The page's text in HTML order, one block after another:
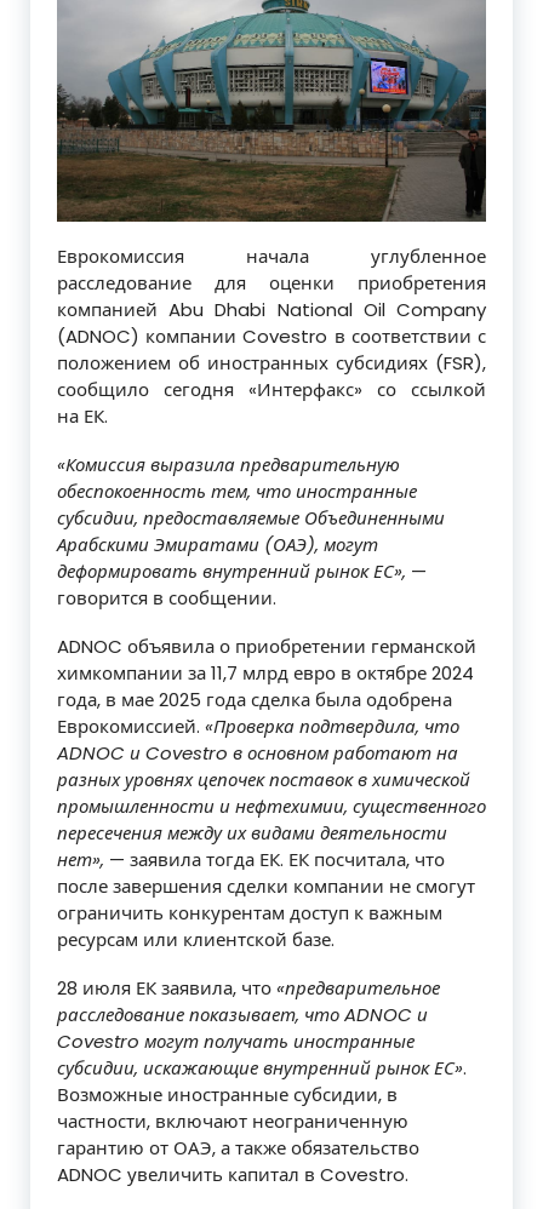
Еврокомиссия начала углубленное
расследование для оценки приобретения
компанией Abu Dhabi National Oil Company
(ADNOC) компании Covestro в соответствии с
положением об иностранных субсидиях (FSR),
сообщило сегодня «Интерфакс» со ссылкой
на ЕК.
«Комиссия выразила предварительную
обеспокоенность тем, что иностранные
субсидии, предоставляемые Объединенными
Арабскими Эмиратами (ОАЭ), могут
деформировать внутренний рынок ЕС», —
говорится в сообщении.
ADNOC объявила о приобретении германской
химкомпании за 11,7 млрд евро в октябре 2024
года, в мае 2025 года сделка была одобрена
Еврокомиссией. «Проверка подтвердила, что
ADNOC и Covestro в основном работают на
разных уровнях цепочек поставок в химической
промышленности и нефтехимии, существенного
пересечения между их видами деятельности
нет», — заявила тогда ЕК. ЕК посчитала, что
после завершения сделки компании не смогут
ограничить конкурентам доступ к важным
ресурсам или клиентской базе.
28 июля ЕК заявила, что«предварительное
расследование показывает, что ADNOC и
Covestro могут получать иностранные
субсидии, искажающие внутренний рынок ЕС».
Возможные иностранные субсидии, в
частности, включают неограниченную
гарантию от ОАЭ, а также обязательство
ADNOC увеличить капитал в Covestro.